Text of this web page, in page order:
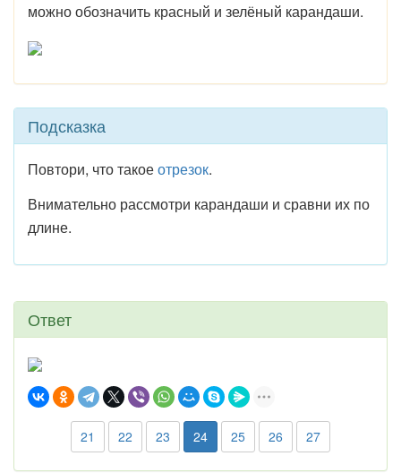
можно обозначить красный и зелёный карандаши.
Подсказка
Повтори, что такоеотрезок.
Внимательно рассмотри карандаши и сравни их по
длине.
Ответ
21 22 23 24 25 26 27